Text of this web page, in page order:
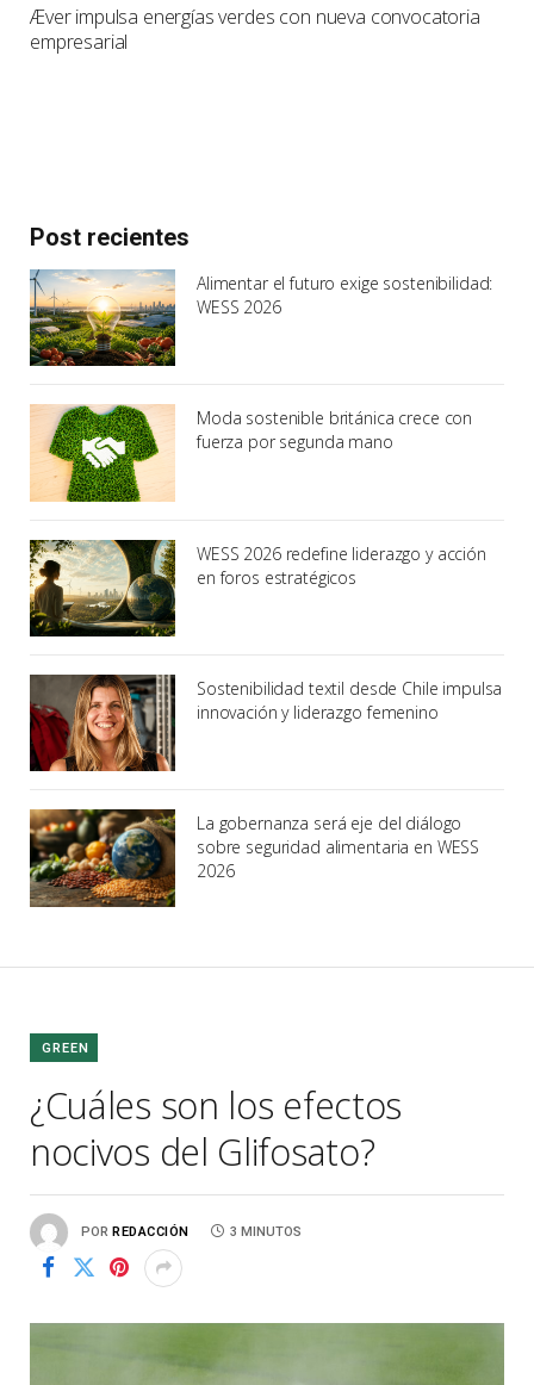
Æver impulsa energías verdes con nueva convocatoria
empresarial
Post recientes
Alimentar el futuro exige sostenibilidad:
WESS 2026
Moda sostenible británica crece con
fuerza por segunda mano
WESS 2026 redefine liderazgo y acción
en foros estratégicos
Sostenibilidad textil desde Chile impulsa
innovación y liderazgo femenino
La gobernanza será eje del diálogo
sobre seguridad alimentaria en WESS
2026
GREEN
¿Cuáles son los efectos
nocivos del Glifosato?
POR REDACCIÓN 3 MINUTOS